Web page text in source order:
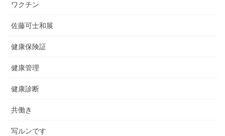
ワクチン
佐藤可士和展
健康保険証
健康管理
健康診断
共働き
写ルンです